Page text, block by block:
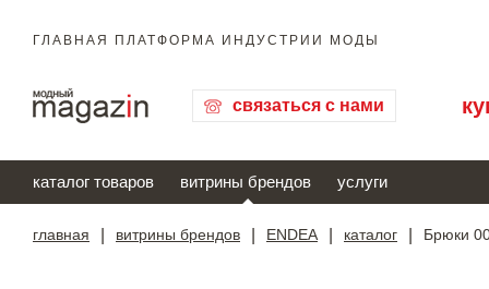
ГЛАВНАЯ ПЛАТФОРМА ИНДУСТРИИ МОДЫ
связаться с нами
каталог товаров витрины брендов услуги
главная витрины брендов ENDEA каталог Брюки